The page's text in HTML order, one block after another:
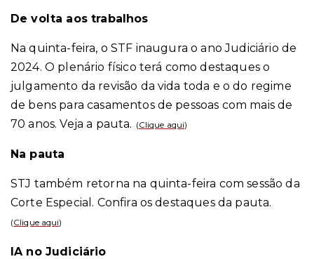
De volta aos trabalhos
Na quinta-feira, o STF inaugura o ano Judiciário de
2024. O plenário físico terá como destaques o
julgamento da revisão da vida toda e o do regime
de bens para casamentos de pessoas com mais de
70 anos. Veja a pauta. (Clique aqui)
Na pauta
STJ também retorna na quinta-feira com sessão da
Corte Especial. Confira os destaques da pauta.
(Clique aqui)
IA no Judiciário